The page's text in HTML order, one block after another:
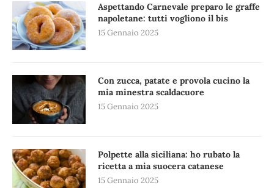
Aspettando Carnevale preparo le graffe
napoletane: tutti vogliono il bis
15 Gennaio 2025
Con zucca, patate e provola cucino la
mia minestra scaldacuore
15 Gennaio 2025
Polpette alla siciliana: ho rubato la
ricetta a mia suocera catanese
15 Gennaio 2025